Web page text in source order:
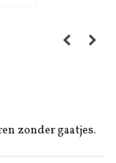
zonder gaatjes.